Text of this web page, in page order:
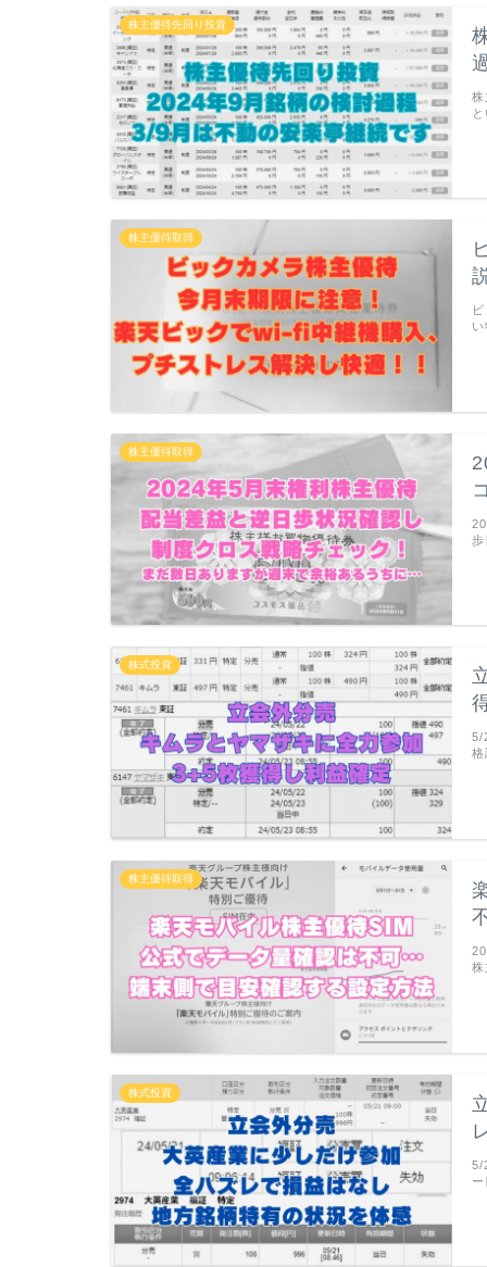
株主優待先回り投資
株
株主優待取得
株主優待取得
歩
株式投資
5/
格
株主優待取得
株
株式投資
5/